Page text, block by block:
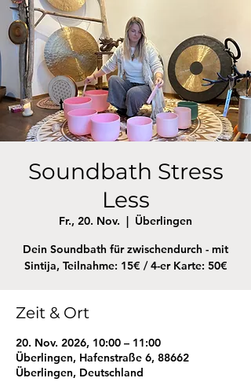
Soundbath Stress
Less
Fr., 20. Nov.
  |
Überlingen
Dein Soundbath für zwischendurch - mit
Sintija, Teilnahme: 15€ / 4-er Karte: 50€
Zeit & Ort
20. Nov. 2026, 10:00 – 11:00
Überlingen, Hafenstraße 6, 88662
Überlingen, Deutschland